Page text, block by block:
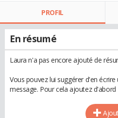
PROFIL
En résumé
Laura n'a pas encore ajouté de
Vous pouvez lui suggérer d'en
message. Pour cela ajoutez